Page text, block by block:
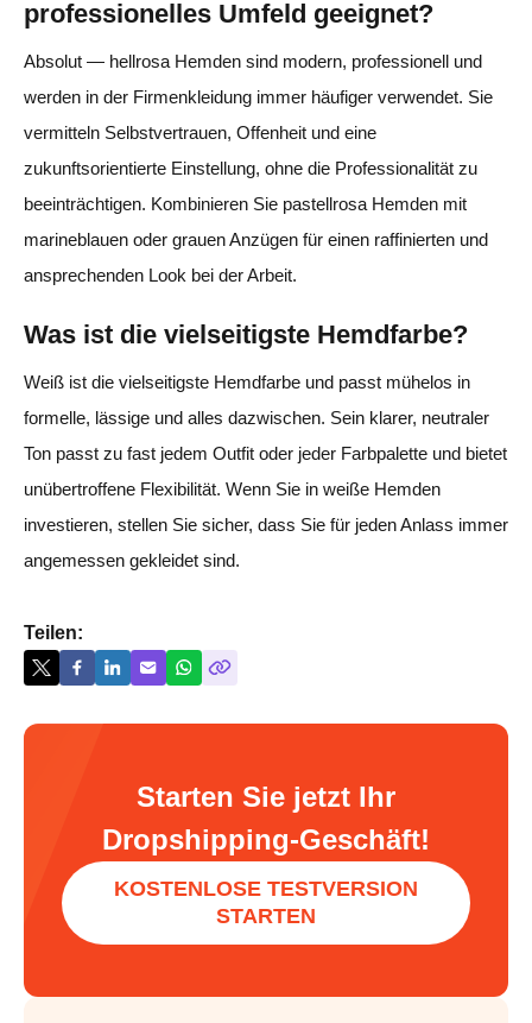
professionelles Umfeld geeignet?
Absolut — hellrosa Hemden sind modern, professionell und
werden in der Firmenkleidung immer häufiger verwendet. Sie
vermitteln Selbstvertrauen, Offenheit und eine
zukunftsorientierte Einstellung, ohne die Professionalität zu
beeinträchtigen. Kombinieren Sie pastellrosa Hemden mit
marineblauen oder grauen Anzügen für einen raffinierten und
ansprechenden Look bei der Arbeit.
Was ist die vielseitigste Hemdfarbe?
Weiß ist die vielseitigste Hemdfarbe und passt mühelos in
formelle, lässige und alles dazwischen. Sein klarer, neutraler
Ton passt zu fast jedem Outfit oder jeder Farbpalette und bietet
unübertroffene Flexibilität. Wenn Sie in weiße Hemden
investieren, stellen Sie sicher, dass Sie für jeden Anlass immer
angemessen gekleidet sind.
Teilen:
Starten Sie jetzt Ihr
Dropshipping-Geschäft!
KOSTENLOSE TESTVERSION
STARTEN